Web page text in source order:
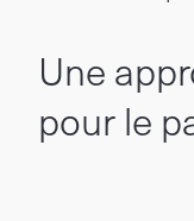
Une
pour le